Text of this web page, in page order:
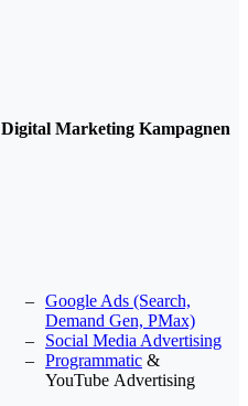
Digital Marketing Kampagnen
Google Ads (Search,
Demand Gen, PMax)
Social Media Advertising
Programmatic &
YouTube Advertising​